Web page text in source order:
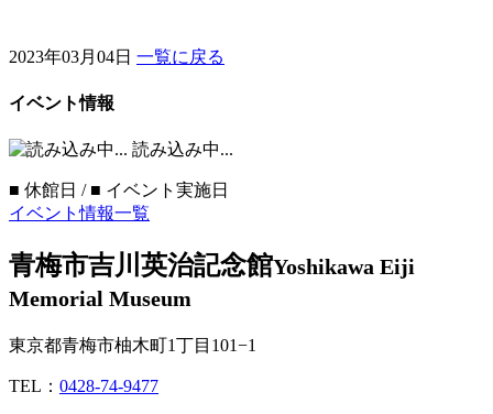
2023年03月04日 一覧に戻る
イベント情報
読み込み中...
■ 休館日 / ■ イベント実施日
イベント情報一覧
青梅市吉川英治記念館Yoshikawa Eiji
Memorial Museum
東京都青梅市柚木町1丁目101−1
TEL： 0428-74-9477